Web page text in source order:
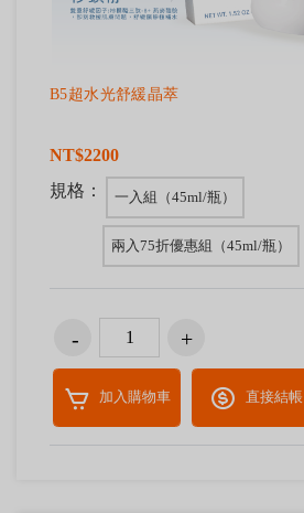
B5超水光舒緩晶萃
NT$2200
規格：
一入組（45ml/瓶）
兩入75折優惠組（45ml/瓶）
加入購物車 直接結帳